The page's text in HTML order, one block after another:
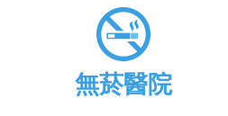
無菸醫院